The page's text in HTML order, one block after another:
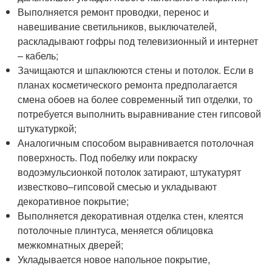
Выполняется ремонт проводки, перенос и
навешивание светильников, выключателей,
раскладывают гофры под телевизионный и интернет
– кабель;
Зачищаются и шпаклюются стены и потолок. Если в
планах косметического ремонта предполагается
смена обоев на более современный тип отделки, то
потребуется выполнить выравнивание стен гипсовой
штукатуркой;
Аналогичным способом выравнивается потолочная
поверхность. Под побелку или покраску
водоэмульсионкой потолок затирают, штукатурят
известково–гипсовой смесью и укладывают
декоративное покрытие;
Выполняется декоративная отделка стен, клеятся
потолочные плинтуса, меняется облицовка
межкомнатных дверей;
Укладывается новое напольное покрытие,